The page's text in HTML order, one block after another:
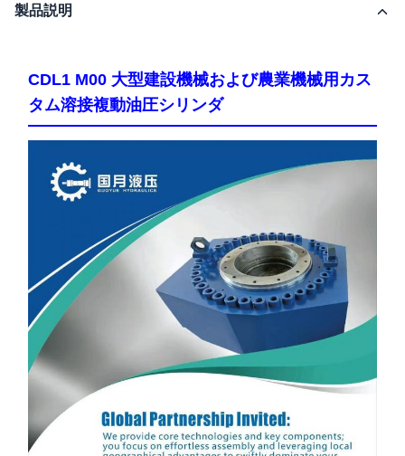
製品説明
CDL1 M00 大型建設機械および農業機械用カス
タム溶接複動油圧シリンダ